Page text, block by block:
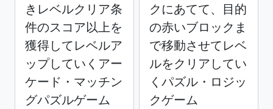
きレベルクリア条
件のスコア以上を
獲得してレベルア
ップしていくアー
ケード・マッチン
グパズルゲーム
クにあてて、目的
の赤いブロックま
で移動させてレベ
ルをクリアしてい
くパズル・ロジッ
クゲーム